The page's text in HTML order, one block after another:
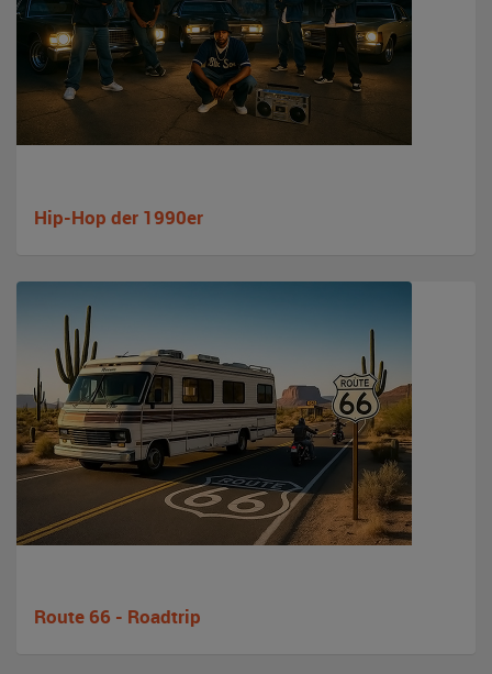
Hip-Hop der 1990er
Route 66 - Roadtrip